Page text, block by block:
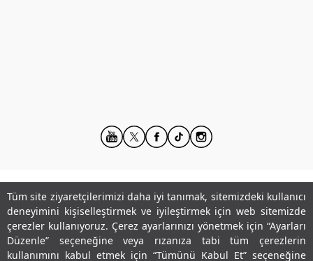
Tüm site ziyaretçilerimizi daha iyi tanımak, sitemizdeki kullanıcı
deneyimini kişiselleştirmek ve iyileştirmek için web sitemizde
çerezler kullanıyoruz. Çerez ayarlarınızı yönetmek için “Ayarları
Düzenle” seçeneğine veya rızanıza tabi tüm çerezlerin
kullanımını kabul etmek için “Tümünü Kabul Et” seçeneğine
Kurumsal
Hesabım